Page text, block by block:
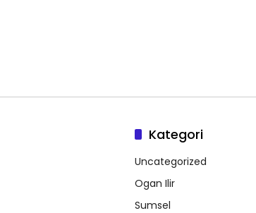
Kategori
Uncategorized
Ogan Ilir
Sumsel